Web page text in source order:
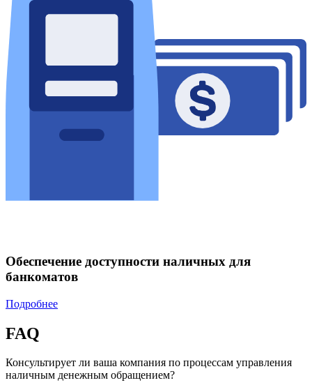
Обеспечение доступности наличных для
банкоматов
Подробнее
FAQ
Консультирует ли ваша компания по процессам управления
наличным денежным обращением?